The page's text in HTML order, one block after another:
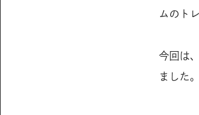
ムのト
今回は
ました。